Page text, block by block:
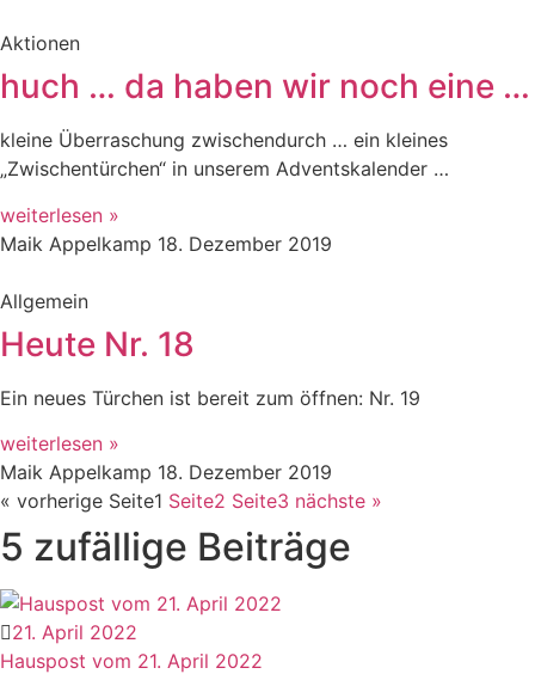
Aktionen
huch … da haben wir noch eine …
kleine Überraschung zwischendurch … ein kleines
„Zwischentürchen“ in unserem Adventskalender …
weiterlesen »
Maik Appelkamp 18. Dezember 2019
Allgemein
Heute Nr. 18
Ein neues Türchen ist bereit zum öffnen: Nr. 19
weiterlesen »
Maik Appelkamp 18. Dezember 2019
« vorherige Seite1 Seite2 Seite3 nächste »
5 zufällige Beiträge
21. April 2022
Hauspost vom 21. April 2022